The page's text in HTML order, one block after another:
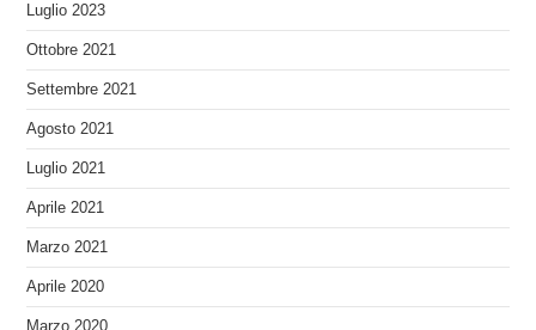
Luglio 2023
Ottobre 2021
Settembre 2021
Agosto 2021
Luglio 2021
Aprile 2021
Marzo 2021
Aprile 2020
Marzo 2020